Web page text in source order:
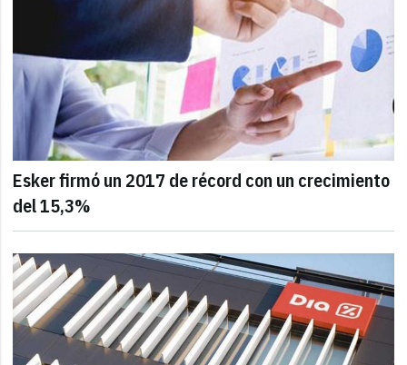
Esker firmó un 2017 de récord con un crecimiento
del 15,3%